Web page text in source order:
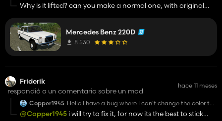
Why is it lifted? can you make a normal one, with original
please and thank you
Mercedes Benz 220D
8 530
Friderik
respondió a un comentario sobre un mod
hace 11 meses
Copper1945 Hello I have a bug where I can't change the color the
engine bonnet and everything but the front and rear
axle are battleship gray
@Copper1945 i will try to fix it, for now its the best to stick